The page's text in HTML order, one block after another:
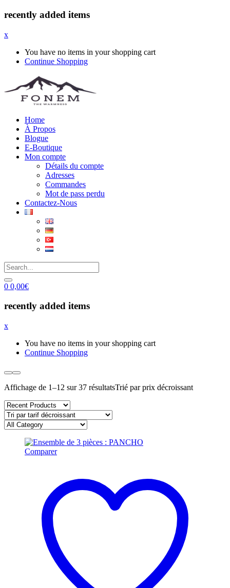
recently added items
x
You have no items in your shopping cart
Continue Shopping
Home
À Propos
Blogue
E-Boutique
Mon compte
Détails du compte
Adresses
Commandes
Mot de pass perdu
Contactez-Nous
0 0,00€
recently added items
x
You have no items in your shopping cart
Continue Shopping
Affichage de 1–12 sur 37 résultatsTrié par prix décroissant
Comparer